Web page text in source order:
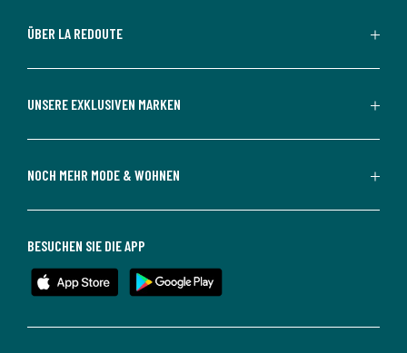
ÜBER LA REDOUTE
UNSERE EXKLUSIVEN MARKEN
NOCH MEHR MODE & WOHNEN
BESUCHEN SIE DIE APP